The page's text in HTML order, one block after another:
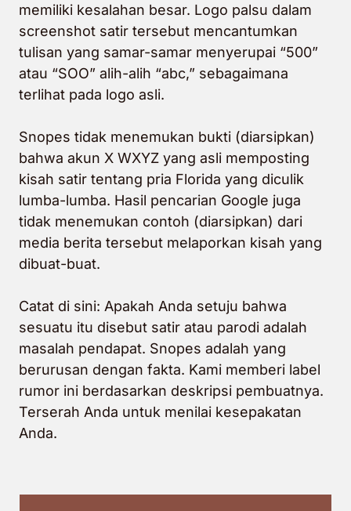
memiliki kesalahan besar. Logo palsu dalam
screenshot satir tersebut mencantumkan
tulisan yang samar-samar menyerupai “500”
atau “SOO” alih-alih “abc,” sebagaimana
terlihat pada logo asli.
Snopes tidak menemukan bukti (diarsipkan)
bahwa akun X WXYZ yang asli memposting
kisah satir tentang pria Florida yang diculik
lumba-lumba. Hasil pencarian Google juga
tidak menemukan contoh (diarsipkan) dari
media berita tersebut melaporkan kisah yang
dibuat-buat.
Catat di sini: Apakah Anda setuju bahwa
sesuatu itu disebut satir atau parodi adalah
masalah pendapat. Snopes adalah yang
berurusan dengan fakta. Kami memberi label
rumor ini berdasarkan deskripsi pembuatnya.
Terserah Anda untuk menilai kesepakatan
Anda.